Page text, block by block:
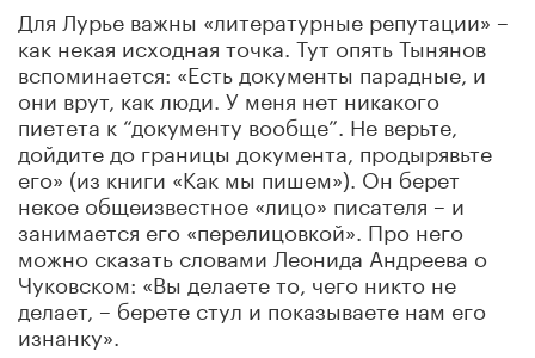
Для Лурье важны «литературные репутации» –
как некая исходная точка. Тут опять Тынянов
вспоминается: «Есть документы парадные, и
они врут, как люди. У меня нет никакого
пиетета к “документу вообще”. Не верьте,
дойдите до границы документа, продырявьте
его» (из книги «Как мы пишем»). Он берет
некое общеизвестное «лицо» писателя – и
занимается его «перелицовкой». Про него
можно сказать словами Леонида Андреева о
Чуковском: «Вы делаете то, чего никто не
делает, – берете стул и показываете нам его
изнанку».